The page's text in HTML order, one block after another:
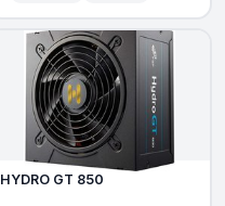
HYDRO GT 850